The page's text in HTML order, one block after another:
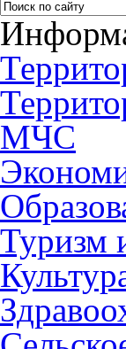
МЧС
Туризм